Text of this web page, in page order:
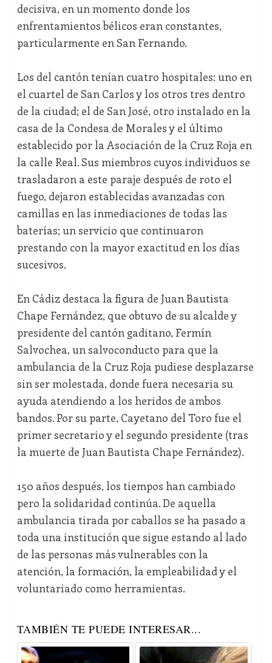
decisiva, en un momento donde los
enfrentamientos bélicos eran constantes,
particularmente en San Fernando.
Los del cantón tenían cuatro hospitales: uno en
el cuartel de San Carlos y los otros tres dentro
de la ciudad; el de San José, otro instalado en la
casa de la Condesa de Morales y el último
establecido por la Asociación de la Cruz Roja en
la calle Real. Sus miembros cuyos individuos se
trasladaron a este paraje después de roto el
fuego, dejaron establecidas avanzadas con
camillas en las inmediaciones de todas las
baterías; un servicio que continuaron
prestando con la mayor exactitud en los días
sucesivos.
En Cádiz destaca la figura de Juan Bautista
Chape Fernández, que obtuvo de su alcalde y
presidente del cantón gaditano, Fermín
Salvochea, un salvoconducto para que la
ambulancia de la Cruz Roja pudiese desplazarse
sin ser molestada, donde fuera necesaria su
ayuda atendiendo a los heridos de ambos
bandos. Por su parte, Cayetano del Toro fue el
primer secretario y el segundo presidente (tras
la muerte de Juan Bautista Chape Fernández).
150 años después, los tiempos han cambiado
pero la solidaridad continúa. De aquella
ambulancia tirada por caballos se ha pasado a
toda una institución que sigue estando al lado
de las personas más vulnerables con la
atención, la formación, la empleabilidad y el
voluntariado como herramientas.
TAMBIÉN TE PUEDE INTERESAR...